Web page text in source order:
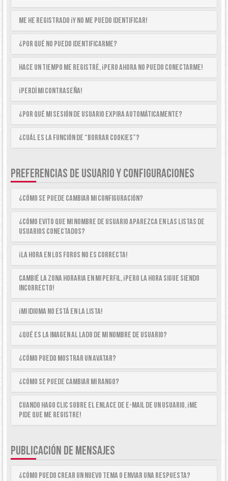
Me he registrado ¡y no me puedo identificar!
¿Por qué no puedo identificarme?
Hace un tiempo me registré, ¡pero ahora no puedo conectarme!
¡Perdí mi contraseña!
¿Por qué mi sesión de usuario expira automáticamente?
¿Cuál es la función de “Borrar cookies”?
PREFERENCIAS DE USUARIO Y CONFIGURACIONES
¿Cómo se puede cambiar mi configuración?
¿Cómo evito que mi nombre de usuario aparezca en las listas de
usuarios conectados?
¡La hora en los foros no es correcta!
Cambié la zona horaria en mi perfil, ¡pero la hora sigue siendo
incorrecto!
¡Mi idioma no está en la lista!
¿Qué es la imagen al lado de mi nombre de usuario?
¿Cómo puedo mostrar un avatar?
¿Cómo se puede cambiar mi rango?
Cuando hago clic sobre el enlace de e-mail de un usuario, ¡me
pide que me registre!
PUBLICACIÓN DE MENSAJES
¿Cómo puedo crear un nuevo tema o enviar una respuesta?